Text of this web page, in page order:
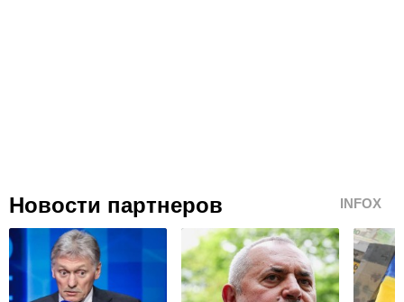
Новости партнеров INFOX